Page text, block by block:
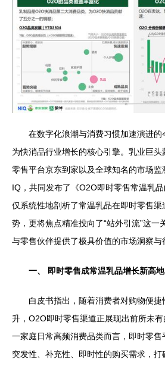
在数字化浪潮与消费习惯加速演进
为快消品行业增长的核心引擎。乳业巨
零售平台京东到家以及全球知名的市场
IQ，共同发布了《O2O即时零售常温乳
仅系统性地剖析了常温乳品在即时零售
势，更将焦点精准投向了“站外引流”这一
与零售伙伴提供了极具价值的市场洞察与
一、 即时零售成常温乳品增长新高
白皮书指出，随着消费者对购物便
升，O2O即时零售渠道正展现出前所未
一家庭日常高频消费品类而言，即时零
突发性、补充性、即时性的购买需求，